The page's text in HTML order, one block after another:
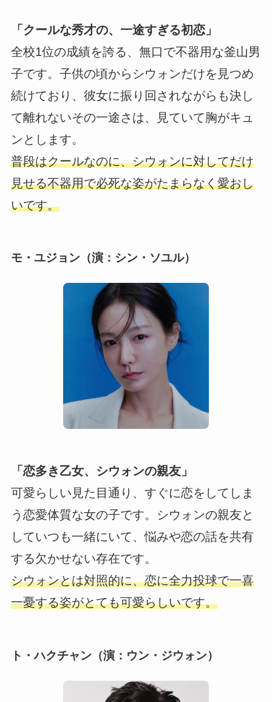
「クールな秀才の、一途すぎる初恋」
全校1位の成績を誇る、無口で不器用な釜山男
子です。子供の頃からシウォンだけを見つめ
続けており、彼女に振り回されながらも決し
て離れないその一途さは、見ていて胸がキュ
ンとします。
普段はクールなのに、シウォンに対してだけ
見せる不器用で必死な姿がたまらなく愛おし
いです。
モ・ユジョン（演：シン・ソユル）
「恋多き乙女、シウォンの親友」
可愛らしい見た目通り、すぐに恋をしてしま
う恋愛体質な女の子です。シウォンの親友と
していつも一緒にいて、悩みや恋の話を共有
する欠かせない存在です。
シウォンとは対照的に、恋に全力投球で一喜
一憂する姿がとても可愛らしいです。
ト・ハクチャン（演：ウン・ジウォン）